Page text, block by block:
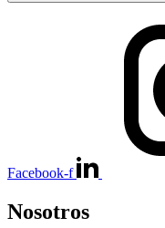
Facebook-f
Nosotros